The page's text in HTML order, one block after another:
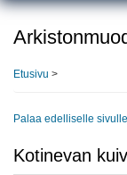
Etusivu >
Palaa edelliselle sivulle
Kotinevan